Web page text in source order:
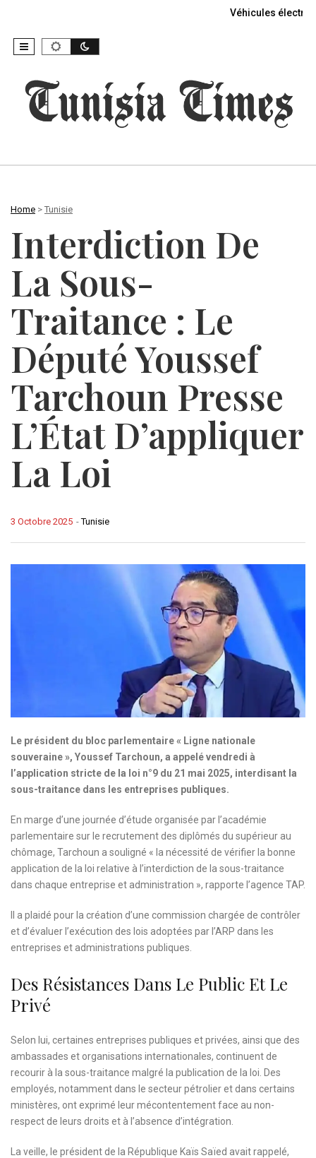
Véhicules
Home > Tunisie
Interdiction De
La Sous-
Traitance : Le
Député Youssef
Tarchoun Presse
L’État D’appliquer
La Loi
-Tunisie
3 Octobre 2025
Le président du bloc parlementaire « Ligne nationale
souveraine », Youssef Tarchoun, a appelé vendredi à
l’application stricte de la loi n°9 du 21 mai 2025, interdisant la
sous-traitance dans les entreprises publiques.
En marge d’une journée d’étude organisée par l’académie
parlementaire sur le recrutement des diplômés du supérieur au
chômage, Tarchoun a souligné « la nécessité de vérifier la bonne
application de la loi relative à l’interdiction de la sous-traitance
dans chaque entreprise et administration », rapporte l’agence TAP.
Il a plaidé pour la création d’une commission chargée de contrôler
et d’évaluer l’exécution des lois adoptées par l’ARP dans les
entreprises et administrations publiques.
Des Résistances Dans Le Public Et Le
Privé
Selon lui, certaines entreprises publiques et privées, ainsi que des
ambassades et organisations internationales, continuent de
recourir à la sous-traitance malgré la publication de la loi. Des
employés, notamment dans le secteur pétrolier et dans certains
ministères, ont exprimé leur mécontentement face au non-
respect de leurs droits et à l’absence d’intégration.
La veille, le président de la République Kaïs Saïed avait rappelé,